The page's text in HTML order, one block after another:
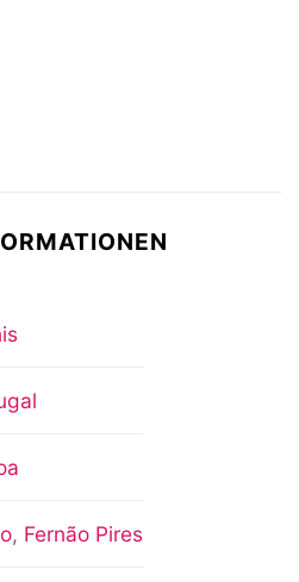
, Fernão Pires